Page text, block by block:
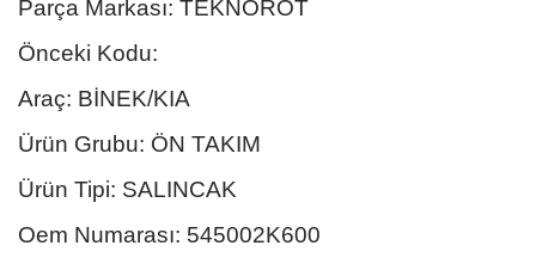
Parça Markası: TEKNOROT
Önceki Kodu:
Araç: BİNEK/KIA
Ürün Grubu: ÖN TAKIM
Ürün Tipi: SALINCAK
Oem Numarası: 545002K600